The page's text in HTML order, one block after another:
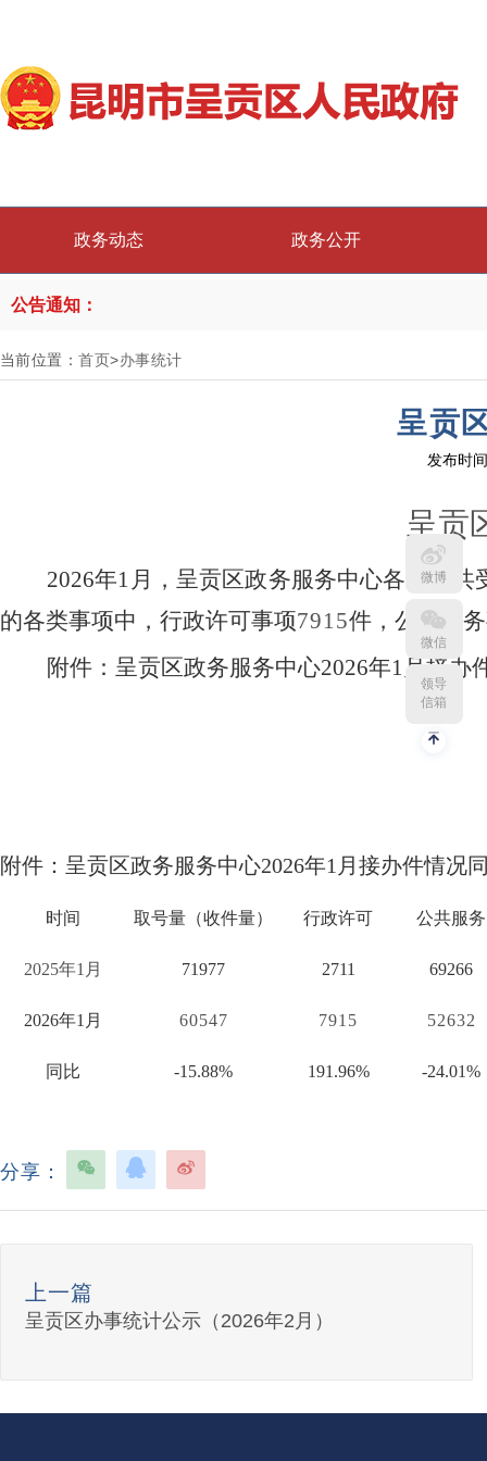
政务动态 政务公开
公告通知：
微博
微信
领导
信箱
当前位置：首页>办事统计
呈贡
发布时
呈贡
2026年1 月，呈贡区政务服务中心各窗口共
的各类事项中，行政许可事项7915件，公共服
附件： 呈贡区政务服务中心2026年1 月接办
附件 ：呈贡区政务服务中心2026年1 月接办件情况
时间 取号量（收件量） 行政许可 公共服务
2025年1 月 71977 2711 69266
2026年1 月 60547 7915 52632
同比 -15.88% 191.96% -24.01%
分享：
上一篇
呈贡区办事统计公示（2026年2月）